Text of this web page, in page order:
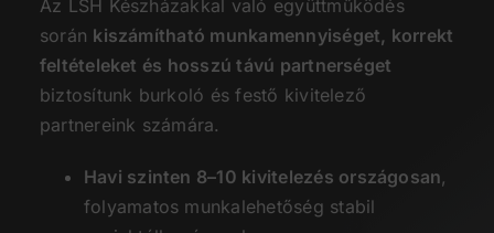
Az LSH Készházakkal való együttműködés
során kiszámítható munkamennyiséget, korrekt
feltételeket és hosszú távú partnerséget
biztosítunk burkoló és festő kivitelező
partnereink számára.
Havi szinten 8–10 kivitelezés országosan,
folyamatos munkalehetőség stabil